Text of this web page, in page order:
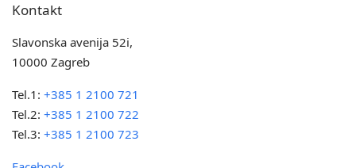
Kontakt
Slavonska avenija 52i,
10000 Zagreb
Tel.1:+385 1 2100 721
Tel.2:+385 1 2100 722
Tel.3:+385 1 2100 723